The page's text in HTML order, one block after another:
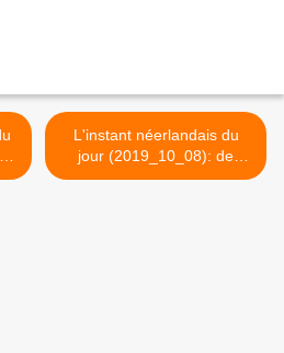
L'instant néerlandais du
jour (2019_10_08): de
grote rivieren... >